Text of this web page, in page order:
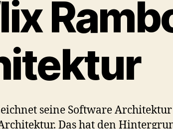
seine Software
Das hat den